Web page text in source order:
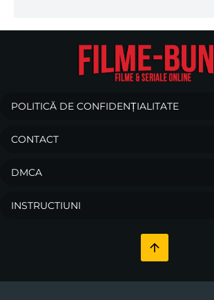
POLITICĂ DE CONFIDENȚIALITATE
CONTACT
DMCA
INSTRUCTIUNI